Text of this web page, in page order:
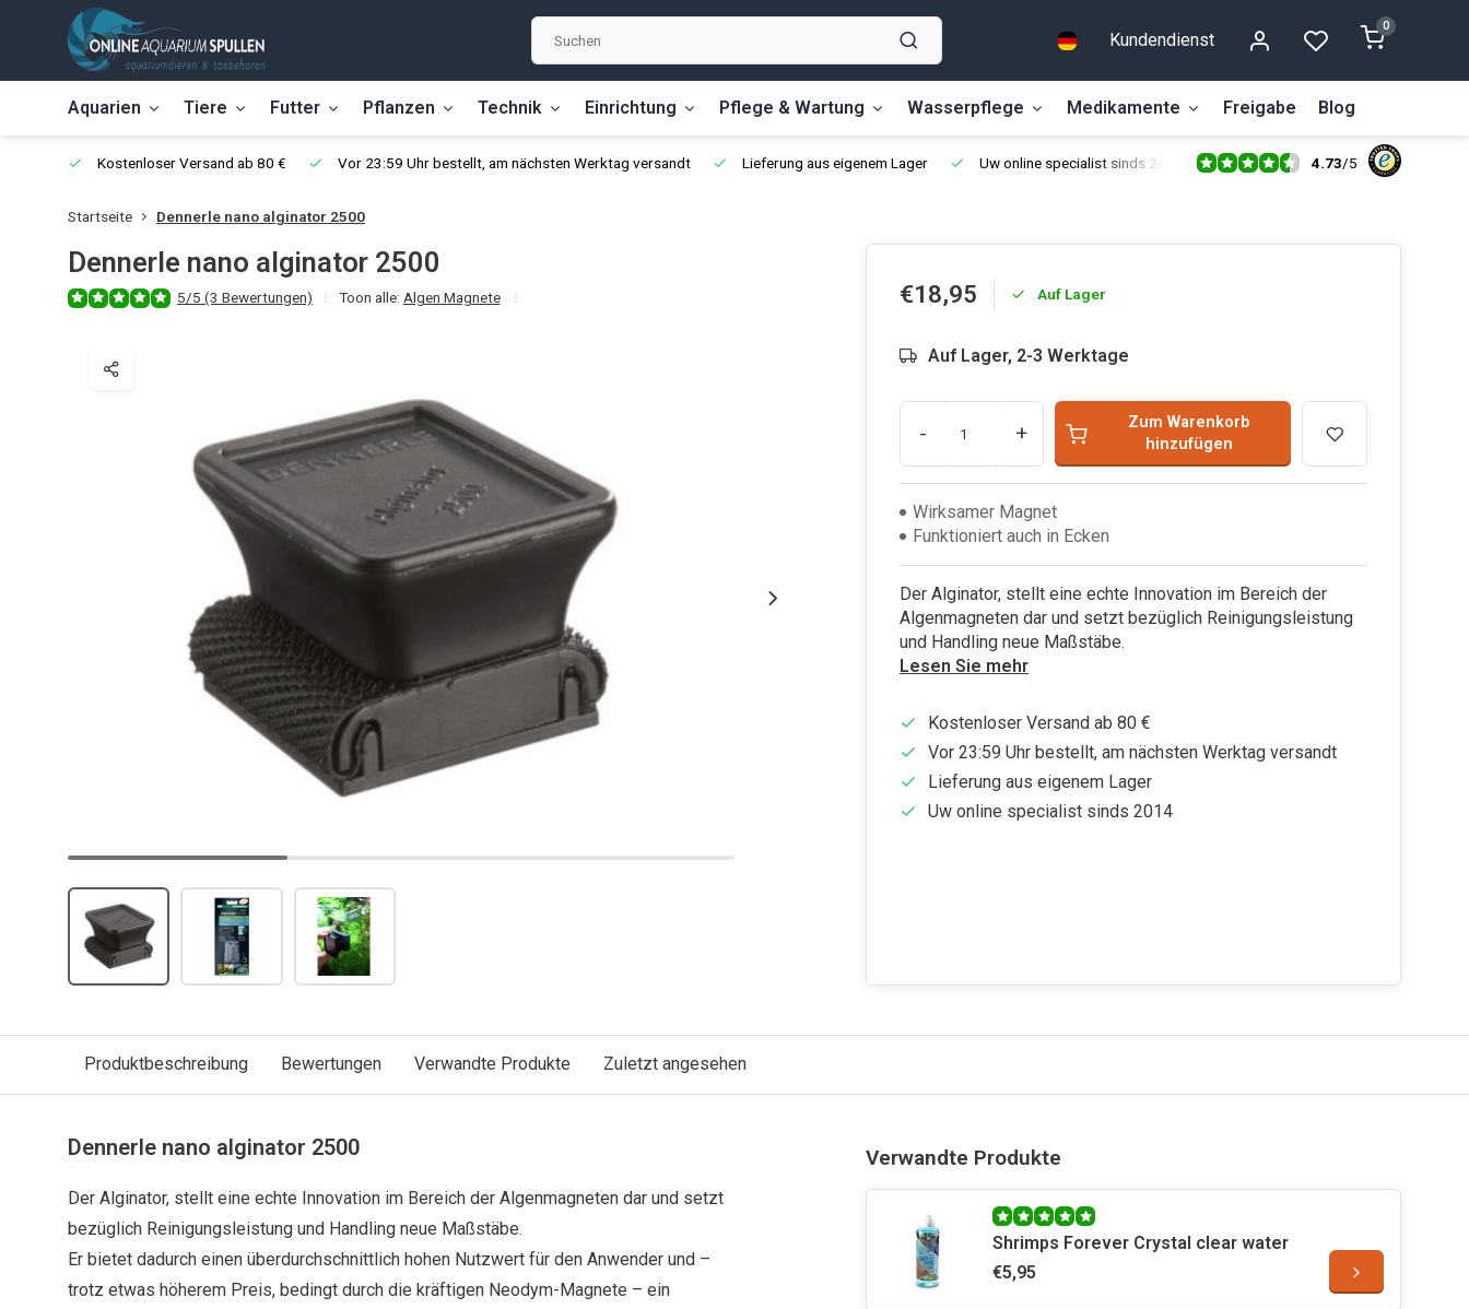
Kundendienst
0
Aquarien Tiere Futter Pflanzen Technik Einrichtung Pflege & Wartung Wasserpflege Medikamente Freigabe Blog
Kostenloser Versand ab 80 € Vor 23:59 Uhr bestellt, am nächsten Werktag versandt Lieferung aus eigenem Lager Uw online specialist sinds 2014 4.73/5
Startseite Dennerle nano alginator 2500
Dennerle nano alginator 2500
5/5 (3 Bewertungen) Toon alle: Algen Magnete €18,95 Auf Lager
Auf Lager, 2-3 Werktage
- +
Zum Warenkorb
hinzufügen
Wirksamer Magnet
Funktioniert auch in Ecken
Der Alginator, stellt eine echte Innovation im Bereich der
Algenmagneten dar und setzt bezüglich Reinigungsleistung
und Handling neue Maßstäbe.
Lesen Sie mehr
Kostenloser Versand ab 80 €
Vor 23:59 Uhr bestellt, am nächsten Werktag versandt
Lieferung aus eigenem Lager
Uw online specialist sinds 2014
Produktbeschreibung Bewertungen Verwandte Produkte Zuletzt angesehen
Dennerle nano alginator 2500
Der Alginator, stellt eine echte Innovation im Bereich der Algenmagneten dar und setzt
bezüglich Reinigungsleistung und Handling neue Maßstäbe.
Er bietet dadurch einen überdurchschnittlich hohen Nutzwert für den Anwender und –
trotz etwas höherem Preis, bedingt durch die kräftigen Neodym-Magnete – ein
Verwandte Produkte
Shrimps Forever Crystal clear water
€5,95